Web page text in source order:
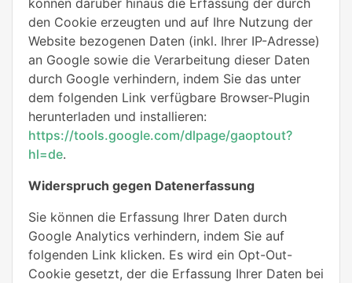
den Cookie erzeugten und auf Ihre Nutzung der
Website bezogenen Daten (inkl. Ihrer IP-Adresse)
an Google sowie die Verarbeitung dieser Daten
durch Google verhindern, indem Sie das unter
dem folgenden Link verfügbare Browser-Plugin
herunterladen und installieren:
https://tools.google.com/dlpage/gaoptout?
hl=de.
Widerspruch gegen Datenerfassung
Sie können die Erfassung Ihrer Daten durch
Google Analytics verhindern, indem Sie auf
folgenden Link klicken. Es wird ein Opt-Out-
Cookie gesetzt, der die Erfassung Ihrer Daten bei